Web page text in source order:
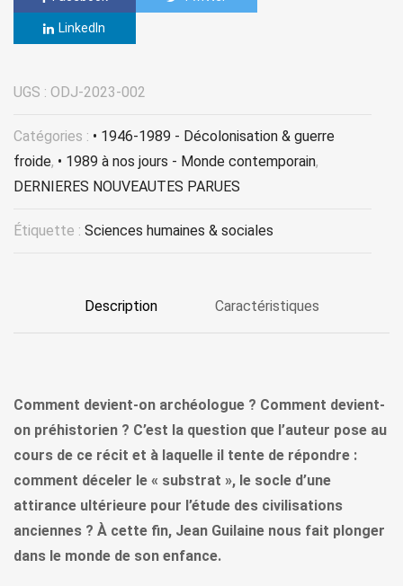
LinkedIn
UGS : ODJ-2023-002
Catégories : • 1946-1989 - Décolonisation & guerre
froide, • 1989 à nos jours - Monde contemporain,
DERNIERES NOUVEAUTES PARUES
Étiquette : Sciences humaines & sociales
Description Caractéristiques
Comment devient-on archéologue ? Comment devient-
on préhistorien ? C’est la question que l’auteur pose au
cours de ce récit et à laquelle il tente de répondre :
comment déceler le « substrat », le socle d’une
attirance ultérieure pour l’étude des civilisations
anciennes ? À cette fin, Jean Guilaine nous fait plonger
dans le monde de son enfance.